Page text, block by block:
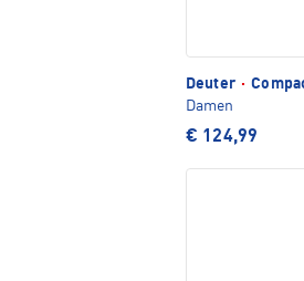
Deuter ·
Damen
€ 124,99